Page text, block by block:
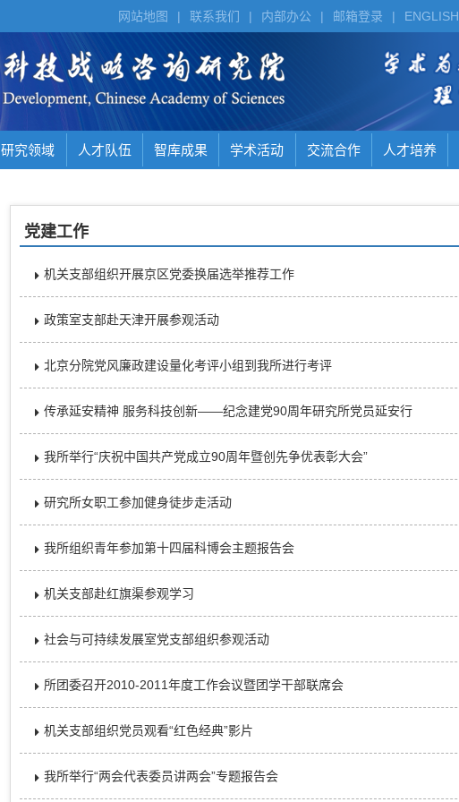
ENGLISH
|
邮箱登录
|
内部办公
|
联系我们
|
网站地图
研究领域 人才队伍 智库成果 学术活动 交流合作 人才培养
党建工作
机关支部组织开展京区党委换届选举推荐工作
政策室支部赴天津开展参观活动
北京分院党风廉政建设量化考评小组到我所进行考评
传承延安精神 服务科技创新——纪念建党90周年研究所党员延安行
我所举行“庆祝中国共产党成立90周年暨创先争优表彰大会”
研究所女职工参加健身徒步走活动
我所组织青年参加第十四届科博会主题报告会
机关支部赴红旗渠参观学习
社会与可持续发展室党支部组织参观活动
所团委召开2010-2011年度工作会议暨团学干部联席会
机关支部组织党员观看“红色经典”影片
我所举行“两会代表委员讲两会”专题报告会